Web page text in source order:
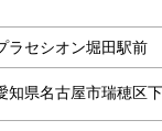
ラセシオン堀田駅前
知県名古屋市瑞穂区